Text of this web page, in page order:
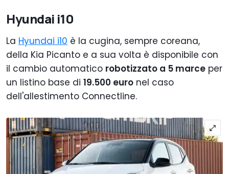
Hyundai i10
La Hyundai i10 è la cugina, sempre coreana,
della Kia Picanto e a sua volta è disponibile con
il cambio automatico robotizzato a 5 marce per
un listino base di 19.500 euro nel caso
dell'allestimento Connectline.